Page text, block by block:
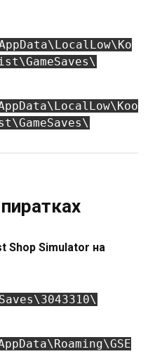
Shop Simulator на
Saves\3043310\